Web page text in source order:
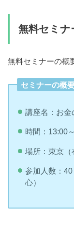
無料セミナ
無料セミナーの概
セミナーの概
講座名：お金
時間：13:00
場所：東京（
参加人数：
心）